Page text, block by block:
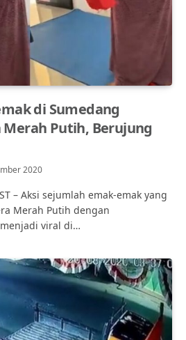
di Sumedang
Putih, Berujung
2020
– Aksi sejumlah emak-emak yang
Merah Putih dengan
viral di…